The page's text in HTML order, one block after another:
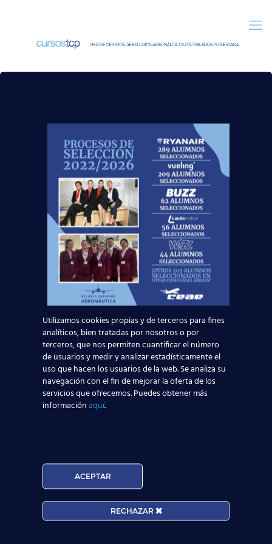
8 septiembre, 2015
Emirates Airlines
busca Tripulantes de
Cabina de Pasajeros
en Barcelona el 19 de
septiembre
A lo largo del próximo mes de septiembre, la
compañía aérea Emirates celebrará en
Utilizamos cookies propias y de terceros para fines
analíticos, bien tratadas por nosotros o por
terceros, que nos permiten cuantificar el número
de usuarios y medir y analizar estadísticamente el
uso que hacen los usuarios de la web. Se analiza su
navegación con el fin de mejorar la oferta de los
servicios que ofrecemos. Puedes obtener más
informaciónaquí.
ACEPTAR
RECHAZAR